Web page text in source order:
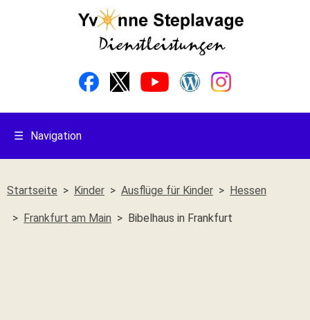
☰ Navigation
Startseite Kinder Ausflüge für Kinder Hessen
Frankfurt am Main Bibelhaus in Frankfurt